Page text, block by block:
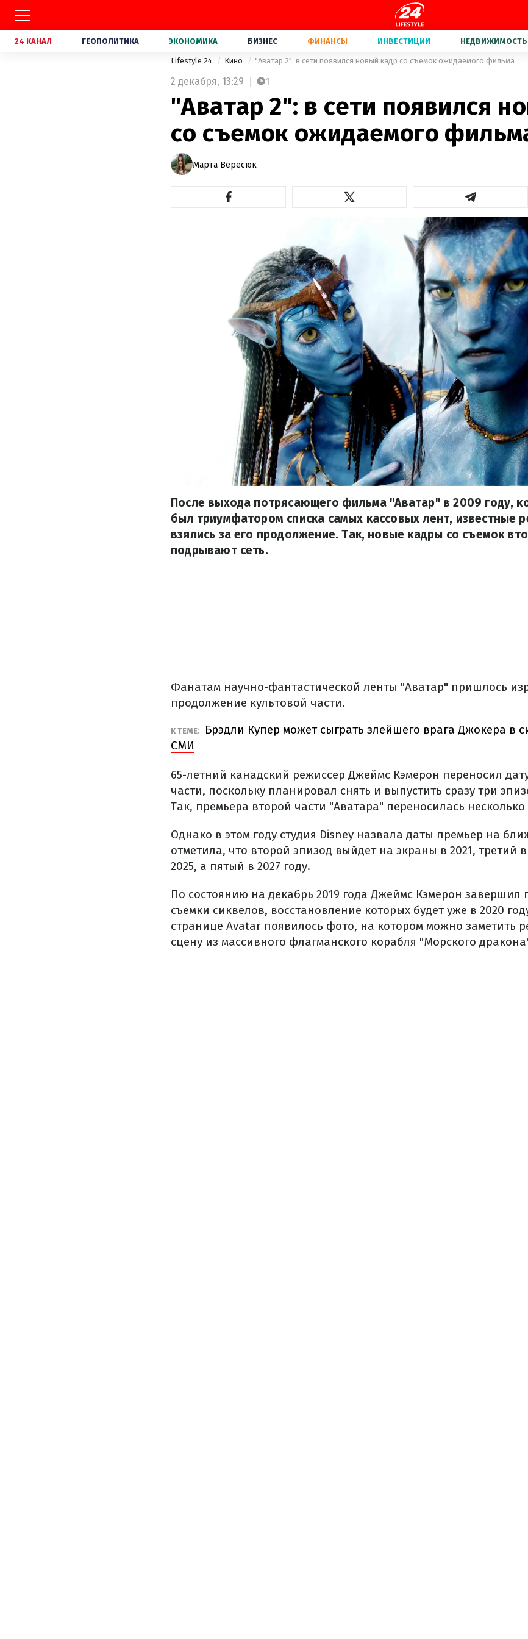
24 КАНАЛ ГЕОПОЛИТИКА ЭКОНОМИКА БИЗНЕС ФИНАНСЫ ИНВЕСТИЦИИ НЕДВИЖИМОСТЬ
Lifestyle 24 Кино "Аватар 2": в сети появился новый кадр со съемок ожидаемого фильма
2 декабря, 13:29 1
"Аватар 2": в сети появился
со съемок ожидаемого
Марта Вересюк
После выхода потрясающего фильма "Аватар" в 2009 году,
был триумфатором списка самых кассовых лент, известные
взялись за его продолжение. Так, новые кадры со съемок
подрывают сеть.
Фанатам научно-фантастической ленты "Аватар" пришлось
продолжение культовой части.
К ТЕМЕ:
Брэдли Купер может сыграть злейшего врага Джокера в
СМИ
65-летний канадский режиссер Джеймс Кэмерон переносил
части, поскольку планировал снять и выпустить сразу три
Так, премьера второй части "Аватара" переносилась
Однако в этом году студия Disney назвала даты премьер на
отметила, что второй эпизод выйдет на экраны в 2021, третий
2025, а пятый в 2027 году.
По состоянию на декабрь 2019 года Джеймс Кэмерон завершил
съемки сиквелов, восстановление которых будет уже в 2020
странице Avatar появилось фото, на котором можно заметить
сцену из массивного флагманского корабля "Морского